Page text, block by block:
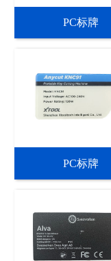
PC标牌
PC标牌